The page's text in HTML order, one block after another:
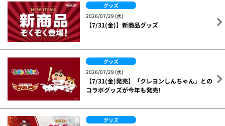
グッズ
2026/07/29 (水)
【7/31(金)】新商品グッズ
グッズ
2026/07/29 (水)
【7/31(金)発売】「クレヨンしんちゃん」との
コラボグッズが今年も発売!
グッズ